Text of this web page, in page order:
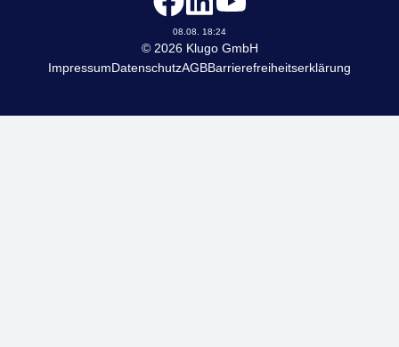
KLUGO
08.08. 18:24
© 2026 Klugo GmbH
ImpressumDatenschutzAGBBarrierefreiheitserklärung